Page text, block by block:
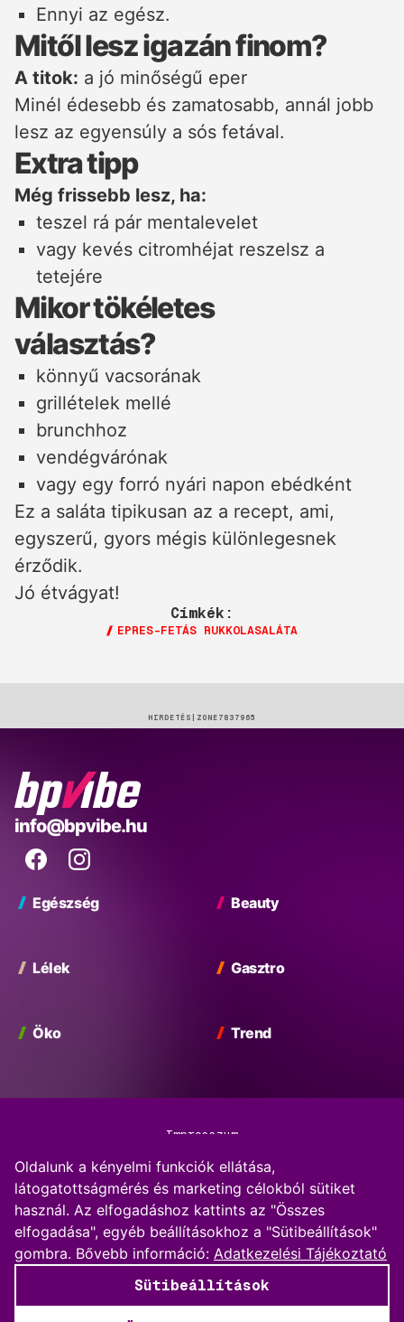
Ennyi az egész.
Mitől lesz igazán finom?
A titok: a jó minőségű eper
Minél édesebb és zamatosabb, annál jobb
lesz az egyensúly a sós fetával.
Extra tipp
Még frissebb lesz, ha:
teszel rá pár mentalevelet
vagy kevés citromhéjat reszelsz a
tetejére
Mikor tökéletes
választás?
könnyű vacsorának
grillételek mellé
brunchhoz
vendégvárónak
vagy egy forró nyári napon ebédként
Ez a saláta tipikusan az a recept, ami,
egyszerű, gyors mégis különlegesnek
érződik.
Jó étvágyat!
Címkék:
EPRES-FETÁS RUKKOLASALÁTA
HIRDETÉS
BP
Vibe
info@bpvibe.hu
Egészség Beauty
Lélek Gasztro
Öko Trend
© 2026 BP Vibe
Impresszum
Adatkezelési Tájékoztató
Kommentkezelési szabályzat
Sütibeállítások
Oldalunk a kényelmi funkciók ellátása,
látogatottságmérés és marketing célokból sütiket
használ. Az elfogadáshoz kattints az "Összes
elfogadása", egyéb beállításokhoz a "Sütibeállítások"
gombra. Bővebb információ: Adatkezelési Tájékoztató
Sütibeállítások